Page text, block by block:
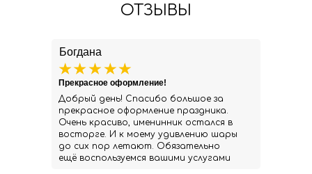
ОТЗЫВЫ
Богдана
Добрый день! Спасибо большое за
прекрасное оформление праздника.
Очень красиво, именинник остался в
восторге. И к моему удивлению шары
до сих пор летают. Обязательно
ещё воспользуемся вашими услугами
Прекрасное оформление!